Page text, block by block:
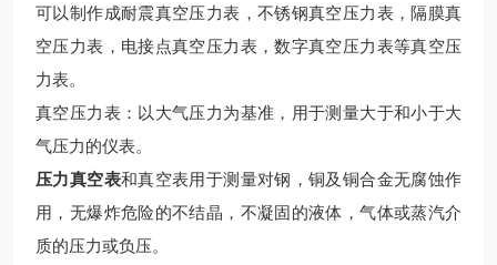
可以制作成耐震真空压力表，不锈钢真空压力表，隔膜真
空压力表，电接点真空压力表，数字真空压力表等真空压
力表。
真空压力表：以大气压力为基准，用于测量大于和小于大
气压力的仪表。
压力真空表和真空表用于测量对钢，铜及铜合金无腐蚀作
用，无爆炸危险的不结晶，不凝固的液体，气体或蒸汽介
质的压力或负压。